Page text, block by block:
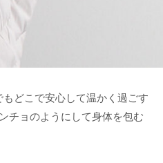
どこで安心して温かく過ごす
チョのようにして身体を包む